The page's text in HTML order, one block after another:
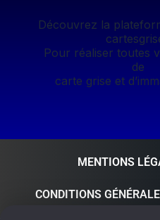
Découvrez la
Pour réaliser toutes
de
carte grise et
MENTIONS
CONDITIONS